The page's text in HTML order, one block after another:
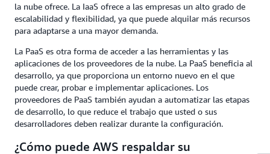
la nube ofrece. La IaaS ofrece a las empresas un alto grado de
escalabilidad y flexibilidad, ya que puede alquilar más recursos
para adaptarse a una mayor demanda.
La PaaS es otra forma de acceder a las herramientas y las
aplicaciones de los proveedores de la nube. La PaaS beneficia al
desarrollo, ya que proporciona un entorno nuevo en el que
puede crear, probar e implementar aplicaciones. Los
proveedores de PaaS también ayudan a automatizar las etapas
de desarrollo, lo que reduce el trabajo que usted o sus
desarrolladores deben realizar durante la configuración.
¿Cómo puede AWS respaldar su